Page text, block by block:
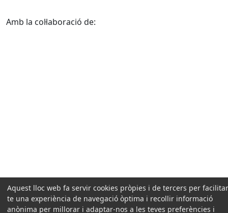
Amb la col·laboració de:
Aquest lloc web fa servir cookies pròpies i de tercers per
te una experiència de navegació òptima i recollir informació
anònima per millorar i adaptar-nos a les teves preferències i